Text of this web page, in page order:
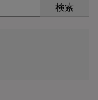
検索